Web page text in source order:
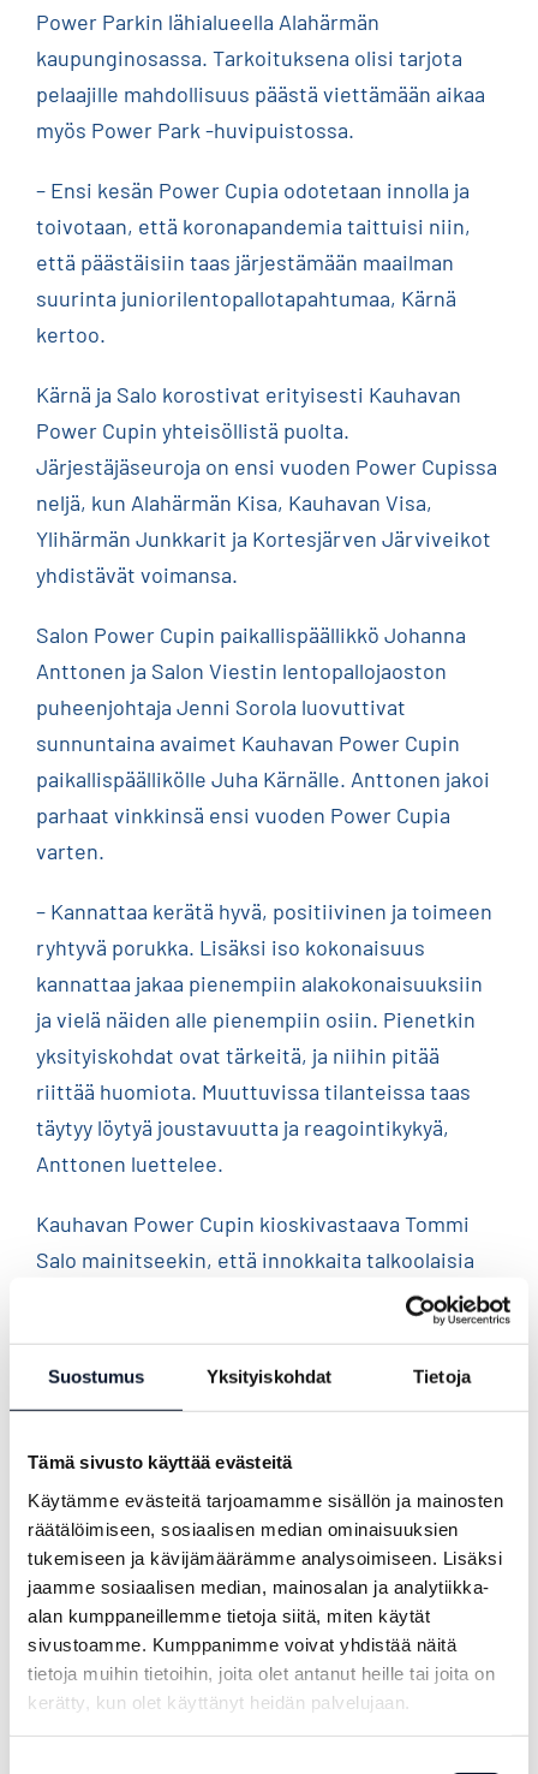
Suostumus Yksityiskohdat Tietoja
Tämä sivusto käyttää evästeitä
Käytämme evästeitä tarjoamamme sisällön ja mainosten
räätälöimiseen, sosiaalisen median ominaisuuksien
tukemiseen ja kävijämäärämme analysoimiseen. Lisäksi
jaamme sosiaalisen median, mainosalan ja analytiikka-
alan kumppaneillemme tietoja siitä, miten käytät
sivustoamme. Kumppanimme voivat yhdistää näitä
tietoja muihin tietoihin, joita olet antanut heille tai joita on
kerätty, kun olet käyttänyt heidän palvelujaan.
Power Parkin lähialueella Alahärmän
kaupunginosassa. Tarkoituksena olisi tarjota
pelaajille mahdollisuus päästä viettämään aikaa
myös Power Park -huvipuistossa.
– Ensi kesän Power Cupia odotetaan innolla ja
toivotaan, että koronapandemia taittuisi niin,
että päästäisiin taas järjestämään maailman
suurinta juniorilentopallotapahtumaa, Kärnä
kertoo.
Kärnä ja Salo korostivat erityisesti Kauhavan
Power Cupin yhteisöllistä puolta.
Järjestäjäseuroja on ensi vuoden Power Cupissa
neljä, kun Alahärmän Kisa, Kauhavan Visa,
Ylihärmän Junkkarit ja Kortesjärven Järviveikot
yhdistävät voimansa.
Salon Power Cupin paikallispäällikkö Johanna
Anttonen ja Salon Viestin lentopallojaoston
puheenjohtaja Jenni Sorola luovuttivat
sunnuntaina avaimet Kauhavan Power Cupin
paikallispäällikölle Juha Kärnälle. Anttonen jakoi
parhaat vinkkinsä ensi vuoden Power Cupia
varten.
– Kannattaa kerätä hyvä, positiivinen ja toimeen
ryhtyvä porukka. Lisäksi iso kokonaisuus
kannattaa jakaa pienempiin alakokonaisuuksiin
ja vielä näiden alle pienempiin osiin. Pienetkin
yksityiskohdat ovat tärkeitä, ja niihin pitää
riittää huomiota. Muuttuvissa tilanteissa taas
täytyy löytyä joustavuutta ja reagointikykyä,
Anttonen luettelee.
Kauhavan Power Cupin kioskivastaava Tommi
Salo mainitseekin, että innokkaita talkoolaisia
kerätään jo – ei muuta kuin mukaan järjestämään
Samankaltaisia
kirjoituksia